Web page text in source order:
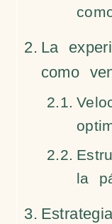
La
como
la